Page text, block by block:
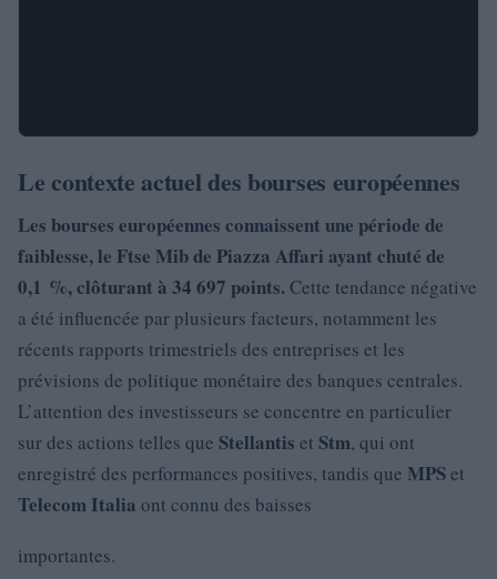
Le contexte actuel des bourses européennes
Les bourses européennes connaissent une période de
faiblesse, le Ftse Mibde Piazza Affari ayant chuté de
0,1 %, clôturant à 34 697 points.Cette tendance négative
a été influencée par plusieurs facteurs, notamment les
récents rapports trimestriels des entreprises et les
prévisions de politique monétaire des banques centrales.
L’attention des investisseurs se concentre en particulier
sur des actions telles que Stellantis et Stm, qui ont
enregistré des performances positives, tandis que MPSet
Telecom Italia ont connu des baisses
importantes.